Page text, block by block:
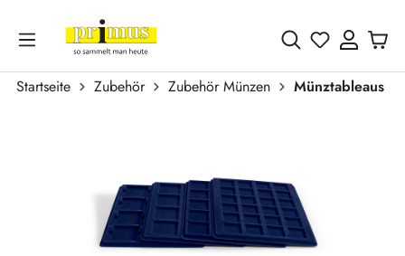
Zum Hauptinhalt springen
Du hast 0
Startseite Zubehör Zubehör Münzen
Münztableaus